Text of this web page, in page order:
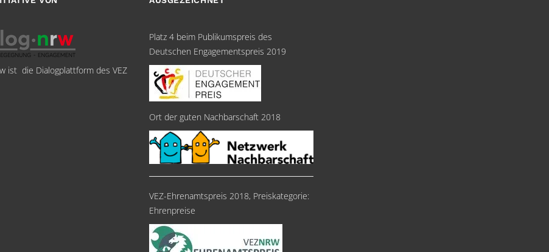
ist die Dialogplattform des VEZ
Platz 4 beim Publikumspreis des
Deutschen Engagementspreis 2019
Ort der guten Nachbarschaft 2018
VEZ-Ehrenamtspreis 2018, Preiskategorie:
Ehrenpreise